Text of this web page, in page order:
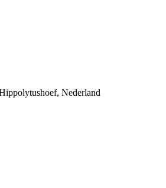
Nederland